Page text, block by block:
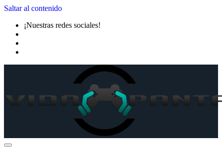
Saltar al contenido
¡Nuestras redes sociales!